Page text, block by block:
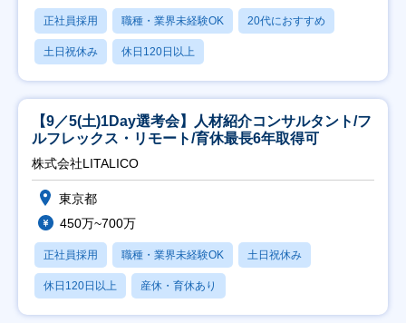
正社員採用 職種・業界未経験OK 20代におすすめ
土日祝休み 休日120日以上
【9／5(土)1Day選考会】人材紹介コンサルタント/フ
ルフレックス・リモート/育休最長6年取得可
株式会社LITALICO
東京都
450万~700万
正社員採用 職種・業界未経験OK 土日祝休み
休日120日以上 産休・育休あり